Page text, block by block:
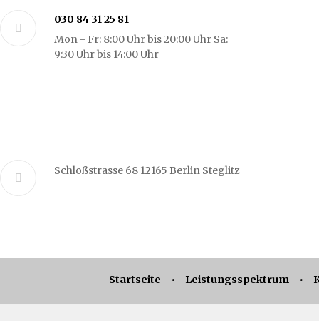
030 84 31 25 81
Mon - Fr: 8:00 Uhr bis 20:00 Uhr Sa:
9:30 Uhr bis 14:00 Uhr
Schloßstrasse 68 12165 Berlin Steglitz
Startseite Leistungsspektrum